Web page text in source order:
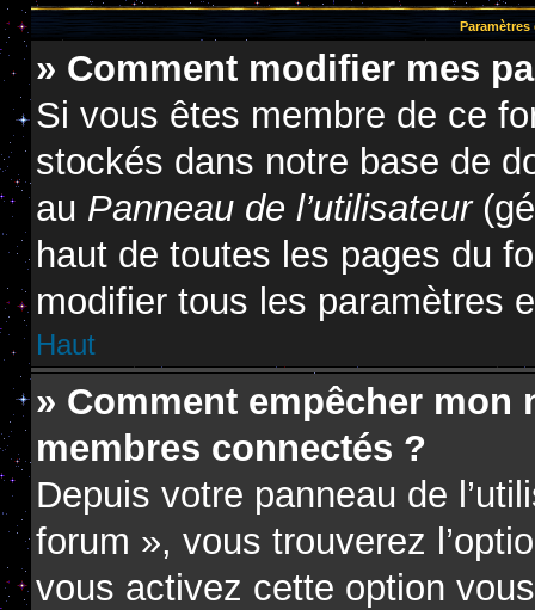
Paramètres
» Comment modifier mes
Si vous êtes membre de ce
stockés dans notre base de
au Panneau de l’utilisateur
haut de toutes les pages du
modifier tous les paramètres
Haut
» Comment empêcher mon
membres connectés ?
Depuis votre panneau de
forum », vous trouverez
vous activez cette option